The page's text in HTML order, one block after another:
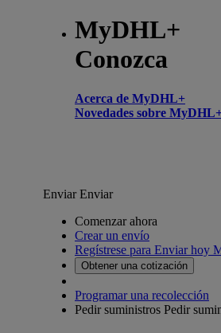
MyDHL+
Conozca
Acerca de MyDHL+
Novedades sobre
EnviarEnviar
Comenzar ahora
Crear un envío
Regístrese para Enviar hoy
Obtener una cotización
Programar una recolección
Pedir suministros Pedir